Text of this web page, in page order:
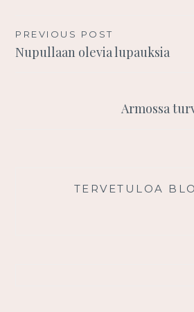
Artikkelien
selaus
PREVIOUS POST
Nupullaan olevia lupauksia
Armossa
TERVETULOA